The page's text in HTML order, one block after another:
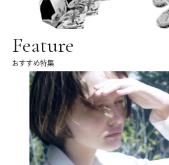
Feature
おすすめ特集